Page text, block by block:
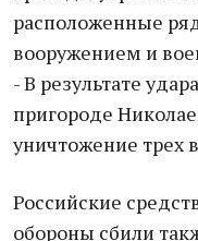
расположенные
вооружением и
- В результате
пригороде
уничтожение трех
Российские
обороны сбили